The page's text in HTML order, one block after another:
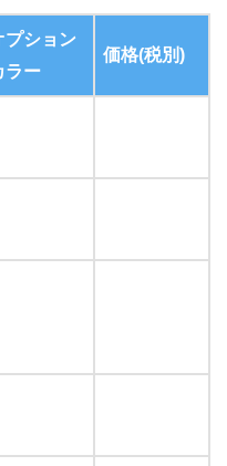
プション
ラー
価格(税別)